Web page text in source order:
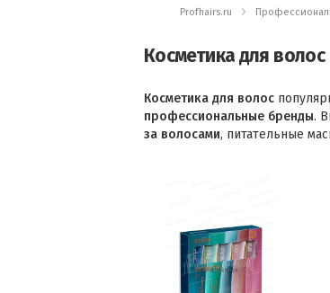
Profhairs.ru
Косметика для волос
Косметика для волос
профессиональные бренды.
за волосами, питательные